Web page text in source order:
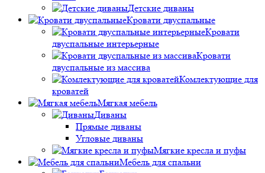
Детские диваны
Кровати двуспальные
Кровати
двуспальные интерьерные
Кровати
двуспальные из массива
Комлектующие для
кроватей
Мягкая мебель
Диваны
Прямые диваны
Угловые диваны
Мягкие кресла и пуфы
Мебель для спальни